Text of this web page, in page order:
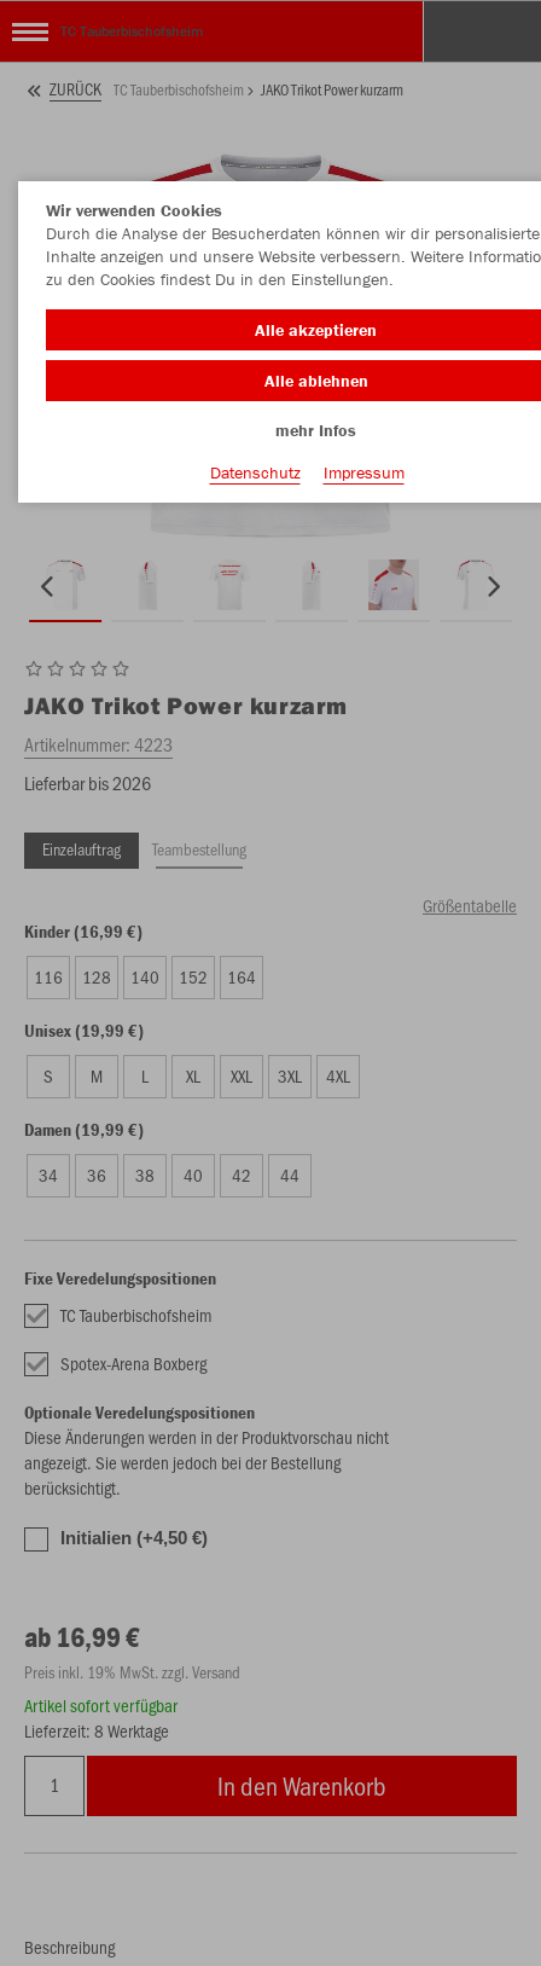
TC Tauberbischofsheim
ZURÜCK TC Tauberbischofsheim JAKO Trikot Power kurzarm
JAKO Trikot Power kurzarm
Artikelnummer:4223
Lieferbar bis 2026
Einzelauftrag Teambestellung
Größentabelle
Kinder (16,99 €)
116 128 140 152 164
Unisex (19,99 €)
S M L XL XXL 3XL 4XL
Damen (19,99 €)
34 36 38 40 42 44
Fixe Veredelungspositionen
TC Tauberbischofsheim
Spotex-Arena Boxberg
Optionale Veredelungspositionen
Diese Änderungen werden in der Produktvorschau nicht
angezeigt. Sie werden jedoch bei der Bestellung
berücksichtigt.
Initialien (+4,50 €)
ab 16,99 €
Preis inkl. 19% MwSt. zzgl. Versand
Artikel sofort verfügbar
Lieferzeit: 8 Werktage
In den Warenkorb
Beschreibung
Wir verwenden Cookies
Durch die Analyse der Besucherdaten können wir dir personalisierte
Inhalte anzeigen und unsere Website verbessern. Weitere
zu den Cookies findest Du in den Einstellungen.
Alle akzeptieren
Alle ablehnen
mehr Infos
Datenschutz
Impressum